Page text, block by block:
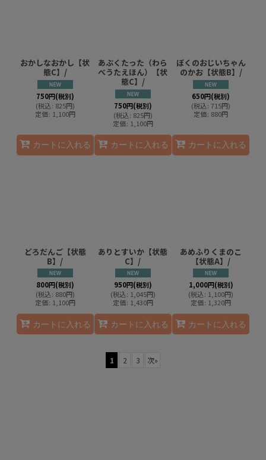
おかしなおかし【状
態C】/
750円(税別)
(税込: 825円)
定価: 1,100円
カートに入れる
あぶくたった（わら
べうたえほん）【状
態C】/
750円(税別)
(税込: 825円)
定価: 1,100円
カートに入れる
ぼくのおじいちゃん
のかお【状態B】/
650円(税別)
(税込: 715円)
定価: 880円
カートに入れる
どろだんご【状態
B】/
800円(税別)
(税込: 880円)
定価: 1,100円
カートに入れる
ありとすいか【状態
C】/
950円(税別)
(税込: 1,045円)
定価: 1,430円
カートに入れる
あめふりくまのこ
【状態A】/
1,000円(税別)
(税込: 1,100円)
定価: 1,320円
カートに入れる
1 2 3 次»